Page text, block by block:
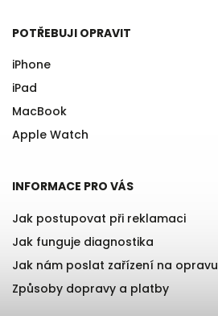
POTŘEBUJI OPRAVIT
iPhone
iPad
MacBook
Apple Watch
INFORMACE PRO VÁS
Jak postupovat při reklamaci
Jak funguje diagnostika
Jak nám poslat zařízení na opravu
Způsoby dopravy a platby